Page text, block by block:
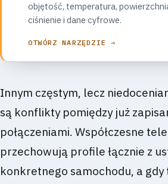
objętość, temperatura,
ciśnienie i dane cyfrowe.
OTWÓRZ NARZĘDZIE →
Innym częstym, lecz
są konflikty pomiędzy już
połączeniami. Współczesne
przechowują profile łącznie z
konkretnego samochodu, a gdy